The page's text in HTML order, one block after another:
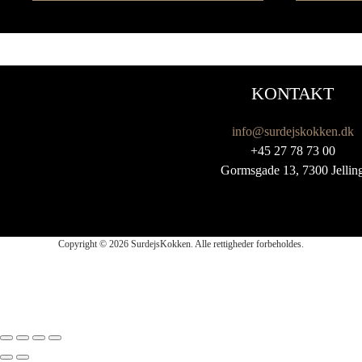
KONTAKT
info@surdejskokken.dk
+45 27 78 73 00
Gormsgade 13, 7300
Copyright © 2026 SurdejsKokken. Alle rettigheder forbeholdes.